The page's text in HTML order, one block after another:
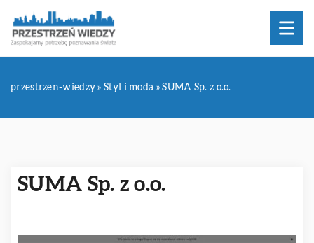
przestrzen-wiedzy »Styl i moda »SUMA Sp. z o.o.
SUMA Sp. z o.o.